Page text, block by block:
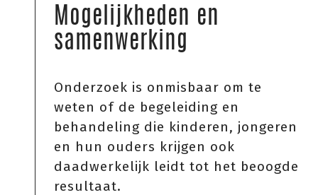
Mogelijkheden en
samenwerking
Onderzoek is onmisbaar om te
weten of de begeleiding en
behandeling die kinderen, jongeren
en hun ouders krijgen ook
daadwerkelijk leidt tot het beoogde
resultaat.